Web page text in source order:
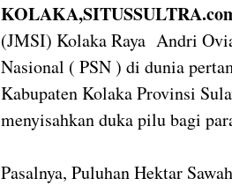
(JMSI) Kolaka Raya Andri
Nasional ( PSN ) di dunia
Kabupaten Kolaka Provinsi
menyisahkan duka pilu bagi
Pasalnya, Puluhan Hektar